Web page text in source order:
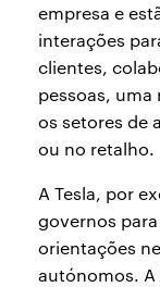
empresa e
interações
clientes,
pessoas, uma
os setores de
ou no retalho.
A Tesla, por
governos
orientações
autónomos. A